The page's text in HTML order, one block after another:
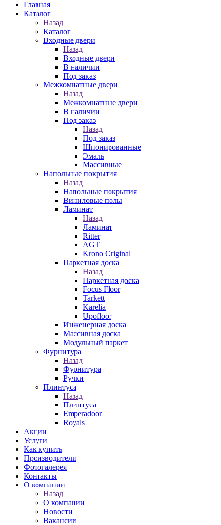
Главная
Каталог
Назад
Каталог
Входные двери
Назад
Входные двери
В наличии
Под заказ
Межкомнатные двери
Назад
Межкомнатные двери
В наличии
Под заказ
Назад
Под заказ
Шпонированные
Эмаль
Массивные
Напольные покрытия
Назад
Напольные покрытия
Виниловые полы
Ламинат
Назад
Ламинат
Ritter
AGT
Krono Original
Паркетная доска
Назад
Паркетная доска
Focus Floor
Tarkett
Karelia
Upofloor
Инженерная доска
Массивная доска
Модульный паркет
Фурнитура
Назад
Фурнитура
Ручки
Плинтуса
Назад
Плинтуса
Emperadoor
Royals
Акции
Услуги
Как купить
Производители
Фотогалерея
Контакты
О компании
Назад
О компании
Новости
Вакансии